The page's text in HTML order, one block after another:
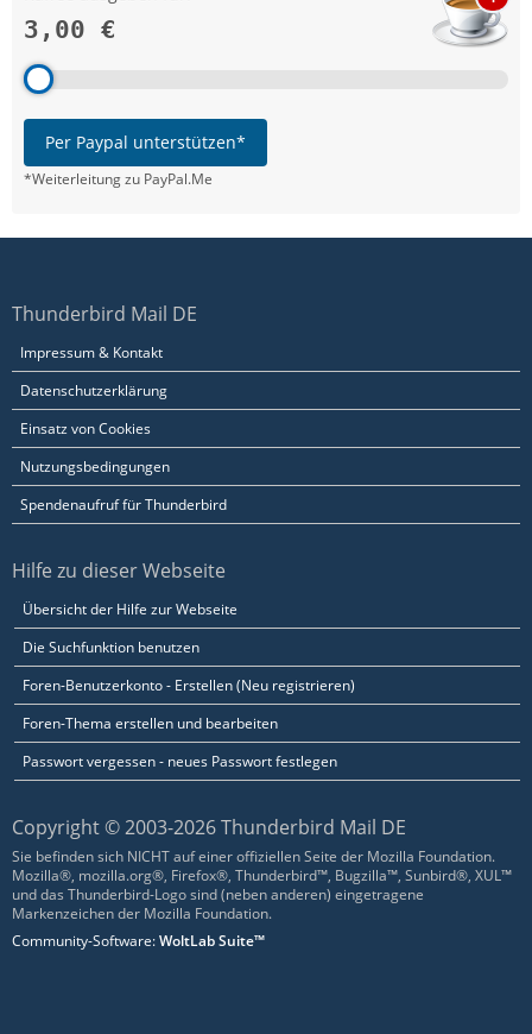
3,00 €
Per Paypal unterstützen*
*Weiterleitung zu PayPal.Me
Thunderbird Mail DE
Impressum & Kontakt
Datenschutzerklärung
Einsatz von Cookies
Nutzungsbedingungen
Spendenaufruf für Thunderbird
Hilfe zu dieser Webseite
Übersicht der Hilfe zur Webseite
Die Suchfunktion benutzen
Foren-Benutzerkonto - Erstellen (Neu registrieren)
Foren-Thema erstellen und bearbeiten
Passwort vergessen - neues Passwort festlegen
Copyright © 2003-2026 Thunderbird Mail DE
Sie befinden sich NICHT auf einer offiziellen Seite der Mozilla Foundation.
Mozilla®, mozilla.org®, Firefox®, Thunderbird™, Bugzilla™, Sunbird®, XUL™
und das Thunderbird-Logo sind (neben anderen) eingetragene
Markenzeichen der Mozilla Foundation.
Community-Software:WoltLab Suite™